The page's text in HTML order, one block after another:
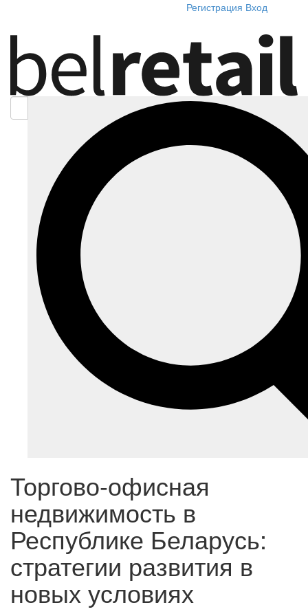
Регистрация Вход
Торгово-офисная
недвижимость в
Республике Беларусь:
стратегии развития в
новых условиях